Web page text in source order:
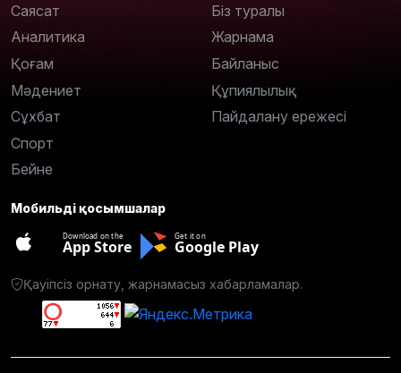
Саясат
Аналитика
Қоғам
Мәдениет
Сұхбат
Спорт
Бейне
Біз туралы
Жарнама
Байланыс
Құпиялылық
Пайдалану ережесі
Мобильді қосымшалар
Download on the
App Store
Get it on
Google Play
Қауіпсіз орнату, жарнамасыз хабарламалар.